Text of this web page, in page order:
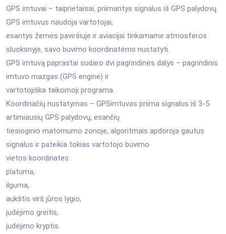
GPS imtuvai – taiprietaisai, priimantys signalus iš GPS palydovų.
GPS imtuvus naudoja vartotojai,
esantys žemės paviršiuje ir aviacijai tinkamame atmosferos
sluoksnyje, savo buvimo koordinatėms nustatyti.
GPS imtuvą paprastai sudaro dvi pagrindinės dalys – pagrindinis
imtuvo mazgas (GPS engine) ir
vartotojiška taikomoji programa.
Koordinačių nustatymas – GPSimtuvas priima signalus iš 3-5
artimiausių GPS palydovų, esančių
tiesioginio matomumo zonoje, algoritmais apdoroja gautus
signalus ir pateikia tokias vartotojo buvimo
vietos koordinates:
platuma,
ilguma,
aukštis virš jūros lygio,
judėjimo greitis,
judėjimo kryptis.